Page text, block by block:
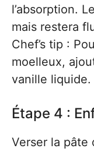
l’absorption.
mais restera
Chef’s tip :
moelleux,
vanille liquide.
Étape 4 :
Verser la pâte